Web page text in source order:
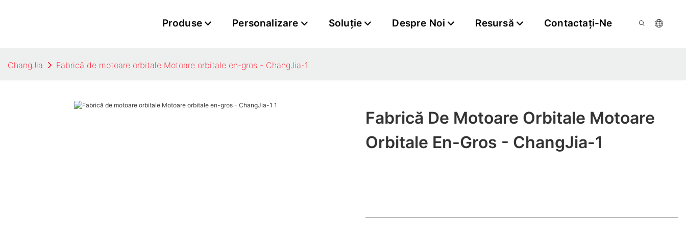
Produse Personalizare Soluţie Despre Noi Resursă Contactaţi-Ne
ChangJia Fabrică de motoare orbitale Motoare orbitale en-gros - ChangJia-1
Fabrică De Motoare Orbitale Motoare
Orbitale En-Gros - ChangJia-1